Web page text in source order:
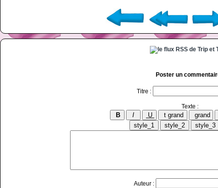
Poster un
Titre :
Texte :
Auteur :